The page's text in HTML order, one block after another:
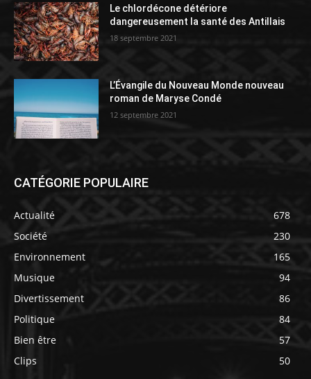
Le chlordécone détériore
dangereusement la santé des Antillais
18 septembre 2021
L’Évangile du Nouveau Monde nouveau
roman de Maryse Condé
12 septembre 2021
CATÉGORIE POPULAIRE
Actualité
678
Société
230
Environnement
165
Musique
94
Divertissement
86
Politique
84
Bien être
57
Clips
50